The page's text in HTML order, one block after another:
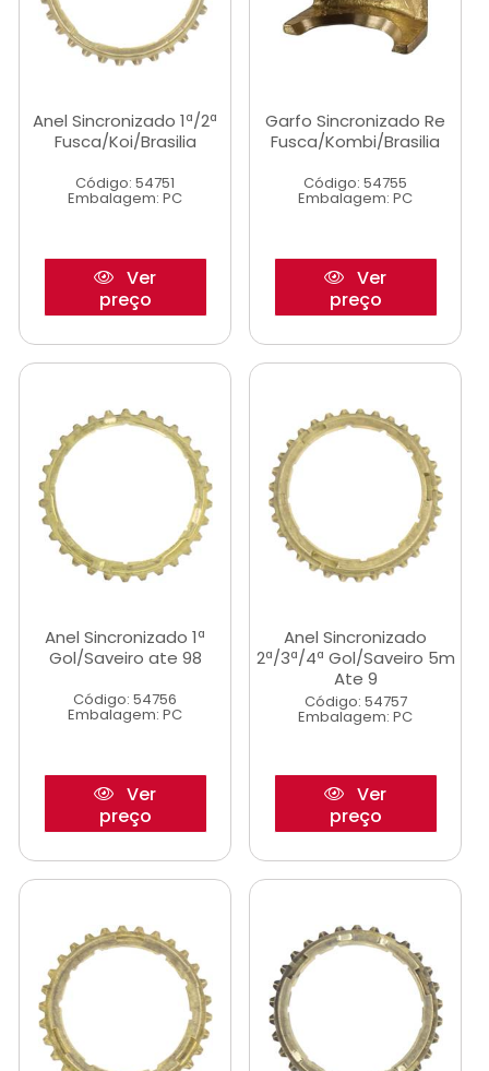
Anel Sincronizado 1ª/2ª
Fusca/Koi/Brasilia
Código: 54751
Embalagem: PC
Ver
preço
Garfo Sincronizado Re
Fusca/Kombi/Brasilia
Código: 54755
Embalagem: PC
Ver
preço
Anel Sincronizado 1ª
Gol/Saveiro ate 98
Código: 54756
Embalagem: PC
Ver
preço
Anel Sincronizado
2ª/3ª/4ª Gol/Saveiro 5m
Ate 9
Código: 54757
Embalagem: PC
Ver
preço